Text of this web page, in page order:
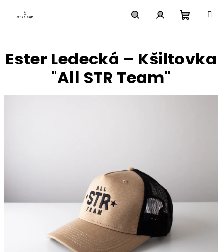
košík
Ester Ledecká – Kšiltovka
"All STR Team"